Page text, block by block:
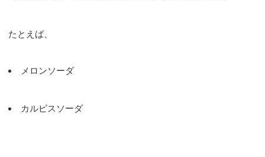
たとえば、
メロンソーダ
カルピスソーダ